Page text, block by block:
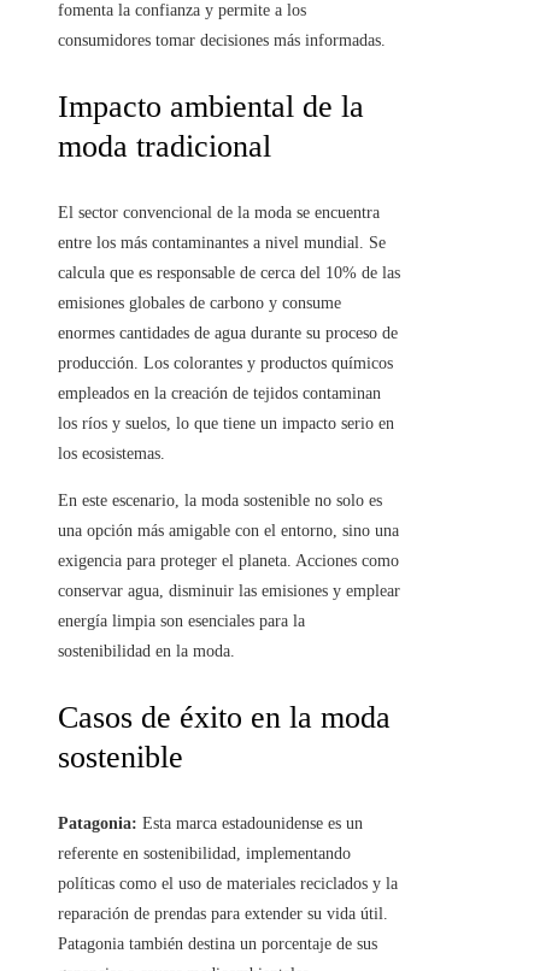
fomenta la confianza y permite a los
consumidores tomar decisiones más informadas.
Impacto ambiental de la
moda tradicional
El sector convencional de la moda se encuentra
entre los más contaminantes a nivel mundial. Se
calcula que es responsable de cerca del 10% de las
emisiones globales de carbono y consume
enormes cantidades de agua durante su proceso de
producción. Los colorantes y productos químicos
empleados en la creación de tejidos contaminan
los ríos y suelos, lo que tiene un impacto serio en
los ecosistemas.
En este escenario, la moda sostenible no solo es
una opción más amigable con el entorno, sino una
exigencia para proteger el planeta. Acciones como
conservar agua, disminuir las emisiones y emplear
energía limpia son esenciales para la
sostenibilidad en la moda.
Casos de éxito en la moda
sostenible
Patagonia: Esta marca estadounidense es un
referente en sostenibilidad, implementando
políticas como el uso de materiales reciclados y la
reparación de prendas para extender su vida útil.
Patagonia también destina un porcentaje de sus